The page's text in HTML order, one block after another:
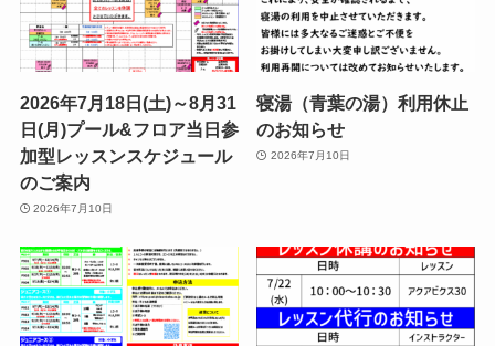
2026年7月18日(土)～8月31
日(月)プール&フロア当日参
加型レッスンスケジュール
のご案内
2026年7月10日
寝湯（青葉の湯）利用休止
のお知らせ
2026年7月10日